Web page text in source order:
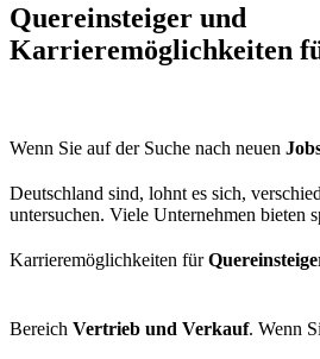
Quereinsteiger und
Karrieremöglichkeiten
Wenn Sie auf der Suche nach neuen
Deutschland sind, lohnt es sich,
untersuchen. Viele Unternehmen bieten
Karrieremöglichkeiten für
Bereich Vertrieb und Verkauf. Wenn